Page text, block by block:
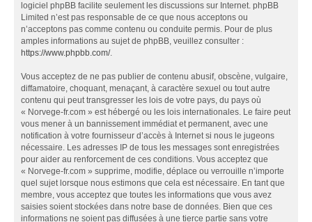
logiciel phpBB facilite seulement les discussions sur Internet. phpBB
Limited n’est pas responsable de ce que nous acceptons ou
n’acceptons pas comme contenu ou conduite permis. Pour de plus
amples informations au sujet de phpBB, veuillez consulter :
https://www.phpbb.com/.
Vous acceptez de ne pas publier de contenu abusif, obscène, vulgaire,
diffamatoire, choquant, menaçant, à caractère sexuel ou tout autre
contenu qui peut transgresser les lois de votre pays, du pays où
« Norvege-fr.com » est hébergé ou les lois internationales. Le faire peut
vous mener à un bannissement immédiat et permanent, avec une
notification à votre fournisseur d’accès à Internet si nous le jugeons
nécessaire. Les adresses IP de tous les messages sont enregistrées
pour aider au renforcement de ces conditions. Vous acceptez que
« Norvege-fr.com » supprime, modifie, déplace ou verrouille n’importe
quel sujet lorsque nous estimons que cela est nécessaire. En tant que
membre, vous acceptez que toutes les informations que vous avez
saisies soient stockées dans notre base de données. Bien que ces
informations ne soient pas diffusées à une tierce partie sans votre